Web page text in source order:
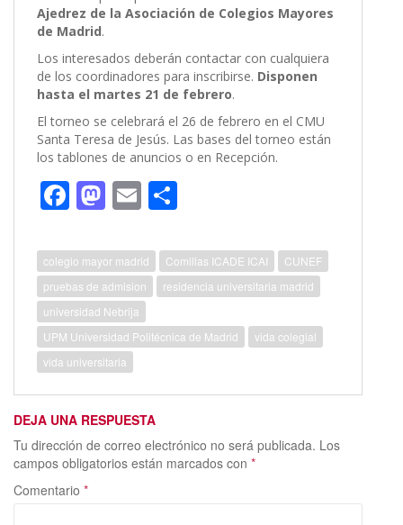
Ajedrez de la Asociación de Colegios Mayores
de Madrid.
Los interesados deberán contactar con cualquiera
de los coordinadores para inscribirse. Disponen
hasta el martes 21 de febrero.
El torneo se celebrará el 26 de febrero en el CMU
Santa Teresa de Jesús. Las bases del torneo están
los tablones de anuncios o en Recepción.
F
e
b
o
o
k
M
to
d
o
n
E
ai
l
m
p
ar
ti
colegio mayor madrid Comillas ICADE ICAI
CUNEF
pruebas de admision
residencia universitaria madrid
universidad Nebrija
UPM Universidad Politécnica de Madrid
vida colegial
vida universitaria
DEJA UNA RESPUESTA
Tu dirección de correo electrónico no será publicada. Los
campos obligatorios están marcados con *
Comentario *